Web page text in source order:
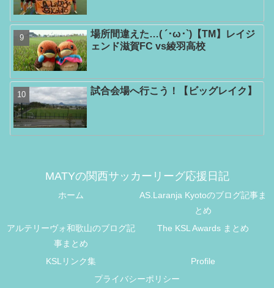
場所間違えた…( ´･ω･`)【TM】レイジ
ェンド滋賀FC vs綾羽高校
試合会場へ行こう！【ビッグレイク】
MATYの関西サッカーリーグ応援日記
ホーム
AS.Laranja Kyotoのブログ記事ま
とめ
アルテリーヴォ和歌山のブログ記
事まとめ
The KSL Awards まとめ
KSLリンク集
Profile
プライバシーポリシー